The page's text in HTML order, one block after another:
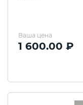
Ваша цена
1 600.00 ₽